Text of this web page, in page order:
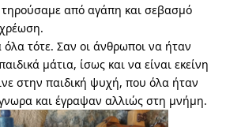
από αγάπη και σεβασμό
τότε. Σαν οι άνθρωποι να ήταν
μάτια, ίσως και να είναι εκείνη
στην παιδική ψυχή, που όλα ήταν
και έγραψαν αλλιώς στη μνήμη.